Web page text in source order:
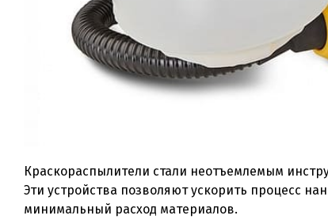
Краскораспылители стали неотъемлемым
Эти устройства позволяют ускорить процесс
минимальный расход материалов.